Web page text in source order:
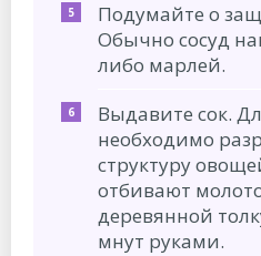
Подумайте о
Обычно сосуд
либо марлей.
Выдавите сок.
необходимо
структуру
отбивают
деревянной
мнут руками.